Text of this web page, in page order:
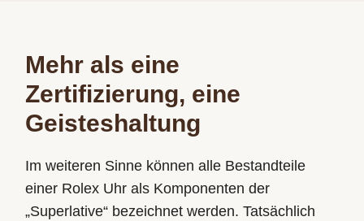
Mehr als eine
Zertifizierung, eine
Geisteshaltung
Im weiteren Sinne können alle Bestandteile
einer Rolex Uhr als Komponenten der
„Superlative“ bezeichnet werden. Tatsächlich